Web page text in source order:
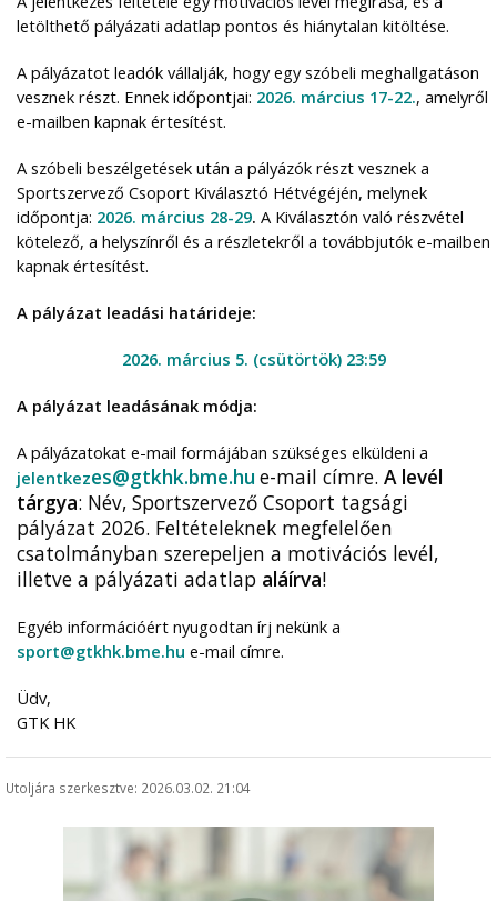
letölthető pályázati adatlap pontos és hiánytalan kitöltése.
A pályázatot leadók vállalják, hogy egy szóbeli meghallgatáson
vesznek részt. Ennek időpontjai: 2026. március 17-22., amelyről
e-mailben kapnak értesítést.
A szóbeli beszélgetések után a pályázók részt vesznek a
Sportszervező Csoport Kiválasztó Hétvégéjén, melynek
időpontja: 2026. március 28-29. A Kiválasztón való részvétel
kötelező, a helyszínről és a részletekről a továbbjutók e-mailben
kapnak értesítést.
A pályázat leadási határideje:
2026. március 5. (csütörtök) 23:59
A pályázat leadásának módja:
A pályázatokat e-mail formájában szükséges elküldeni a
jelentkezes@gtkhk.bme.hu e-mail címre. A levél
tárgya: Név, Sportszervező Csoport tagsági
pályázat 2026. Feltételeknek megfelelően
csatolmányban szerepeljen a motivációs levél,
illetve a pályázati adatlap aláírva!
Egyéb információért nyugodtan írj nekünk a
sport@gtkhk.bme.hu e-mail címre.
Üdv,
GTK HK
Utoljára szerkesztve: 2026.03.02. 21:04